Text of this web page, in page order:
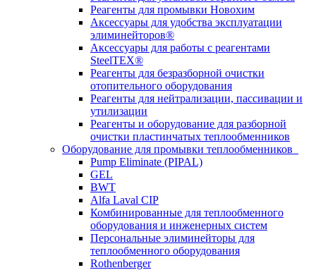
Реагенты для промывки Новохим
Аксессуары для удобства эксплуатации
элиминейторов®
Аксессуары для работы с реагентами
SteelTEX®
Реагенты для безразборной очистки
отопительного оборудования
Реагенты для нейтрализации, пассивации и
утилизации
Реагенты и оборудование для разборной
очистки пластинчатых теплообменников
Оборудование для промывки теплообменников
Pump Eliminate (PIPAL)
GEL
BWT
Alfa Laval CIP
Комбинированные для теплообменного
оборудования и инженерных систем
Персональные элиминейторы для
теплообменного оборудования
Rothenberger